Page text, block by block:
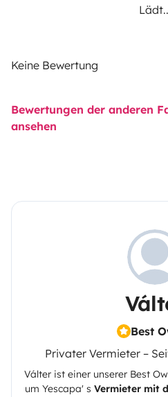
Keine Bewertung
Bewertungen der anderen
ansehen
Best
Privater Vermieter –
Válter ist einer unserer Best
um Yescapa' s Vermieter mit